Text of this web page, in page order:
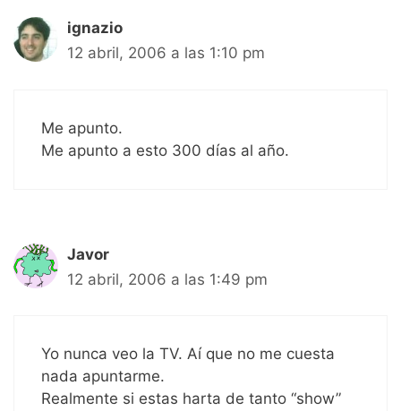
ignazio
12 abril, 2006 a las 1:10 pm
Me apunto.
Me apunto a esto 300 días al año.
Javor
12 abril, 2006 a las 1:49 pm
Yo nunca veo la TV. Aí que no me cuesta
nada apuntarme.
Realmente si estas harta de tanto “show”